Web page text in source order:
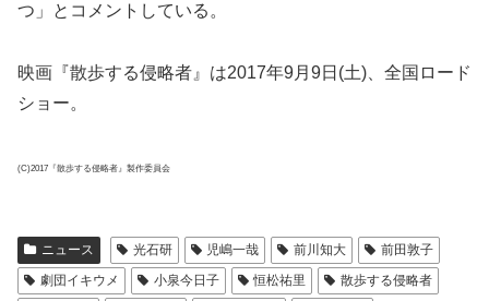
つ」とコメントしている。
映画『散歩する侵略者』は2017年9月9日(土)、全国ロード
ショー。
(C)2017『散歩する侵略者』製作委員会
ニュース 光石研 児嶋一哉 前川知大
前田敦子
劇団イキウメ
小泉今日子 恒松祐里
散歩する侵略者